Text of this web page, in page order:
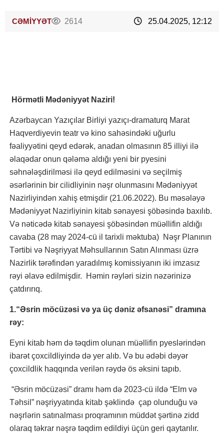
CƏMİYYƏT 2614 25.04.2025, 12:12
Hörmətli Mədəniyyət Naziri!
Azərbaycan Yazıçılar Birliyi yazıçı-dramaturq Marat
Haqverdiyevin teatr və kino sahəsindəki uğurlu
fəaliyyətini qeyd edərək, anadan olmasının 85 illiyi ilə
əlaqədar onun qələmə aldığı yeni bir pyesini
səhnələşdirilməsi ilə qeyd edilməsini və seçilmiş
əsərlərinin bir cilidliyinin nəşr olunmasını Mədəniyyət
Nazirliyindən xahiş etmişdir (21.06.2022). Bu məsələyə
Mədəniyyət Nazirliyinin kitab sənayesi şöbəsində baxılıb.
Və nəticədə kitab sənayesi şöbəsindən müəllifin aldığı
cavaba (28 may 2024-cü il tarixli məktuba) Nəşr Planının
Tərtibi və Nəşriyyat Məhsullarının Satın Alınması üzrə
Nazirlik tərəfindən yaradılmış komissiyanın iki imzasız
rəyi əlavə edilmişdir. Həmin rəyləri sizin nəzərinizə
çatdırırıq.
1.“Əsrin möcüzəsi və ya üç dəniz əfsanəsi” dramına
rəy:
Eyni kitab həm də təqdim olunan müəllifin pyeslərindən
ibarət çoxcildliyində də yer alıb. Və bu ədəbi dəyər
çoxcildlik haqqında verilən rəydə ös əksini tapıb.
“Əsrin möcüzəsi” dramı həm də 2023-cü ildə “Elm və
Təhsil” nəşriyyatında kitab şəklində çap olunduğu və
nəşrlərin satınalması proqramının müddət şərtinə zidd
olaraq təkrar nəşrə təqdim edildiyi üçün geri qaytarılır.